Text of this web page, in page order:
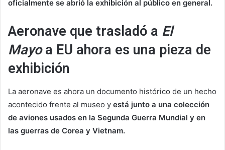
oficialmente se abrió la exhibición al público en general.
Aeronave que trasladó a El
Mayoa EU ahora es una pieza de
exhibición
La aeronave es ahora un documento histórico de un hecho
acontecido frente al museo y está junto a una colección
de aviones usados en la Segunda Guerra Mundial y en
las guerras de Corea y Vietnam.